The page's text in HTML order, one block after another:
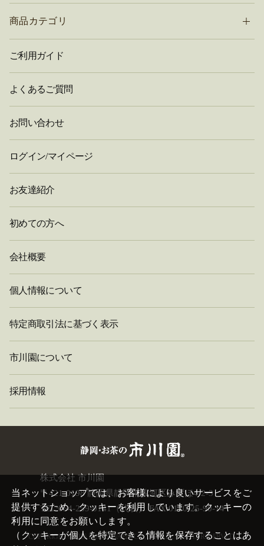
商品カテゴリ
ご利用ガイド
よくあるご質問
お問い合わせ
ログイン/マイページ
お友達紹介
初めての方へ
会社概要
個人情報について
特定商取引法に基づく表示
市川園について
採用情報
株式会社 市川園
〒421-0198 静岡県静岡市駿河区みずほ4-2-3
TEL:054-259-0141（代表） FAX:0120-25-90-14
COPYRIGHT©2026 ICHIKAWAEN. CO.,LTD. ALL RIGHTS RESERVED.
当ネットショップでは、お客様により良いサービスをご
提供するため、クッキーを利用しています。クッキーの
利用に同意をお願いします。
（クッキーが個人を特定できる情報を保存することはあ
閉
じ
る